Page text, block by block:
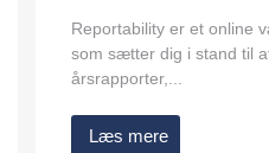
Reportability er et online
som sætter dig i stand til
årsrapporter,...
Læs mere